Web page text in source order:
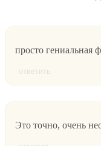
просто гениальная
ответить
Это точно, очень